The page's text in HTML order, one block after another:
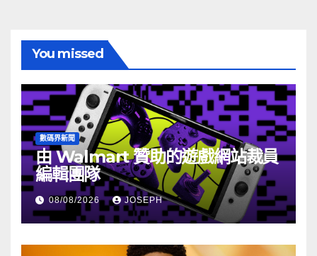
You missed
數碼界新聞
由 Walmart 贊助的遊戲網站裁員
編輯團隊
08/08/2026 JOSEPH